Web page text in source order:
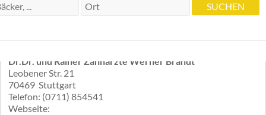
Brandt
Dr.Dr. und Rainer Zahnärzte Werner Brandt
Leobener Str. 21
70469 Stuttgart
Telefon: (0711) 854541
Webseite: